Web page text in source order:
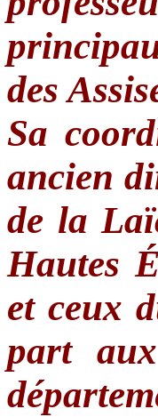
des
Sa
ancien
de la
Hautes
et ceux
part